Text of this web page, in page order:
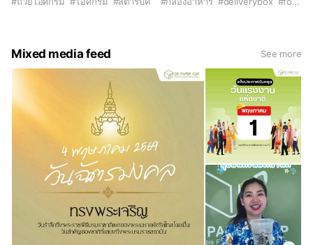
สั่ง customised ไซส์ของลูกค้าได้
เป็นสี Soyink Foodgrade ปลอดภัย
Mixed media feed See more